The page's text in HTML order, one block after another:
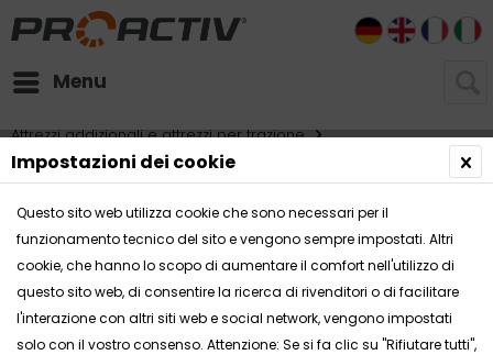
Menu
DE EN FR
Attrezzi addizionali e attrezzi per trazione
Attrezzatura addizionale
Attrezzatura addizionale - attuatori di sterzo - ruote
Impostazioni dei cookie
Questo sito web utilizza cookie che sono necessari per il
funzionamento tecnico del sito e vengono sempre impostati. Altri
cookie, che hanno lo scopo di aumentare il comfort nell'utilizzo di
questo sito web, di consentire la ricerca di rivenditori o di facilitare
l'interazione con altri siti web e social network, vengono impostati
solo con il vostro consenso. Attenzione: Se si fa clic su "Rifiutare tutti",